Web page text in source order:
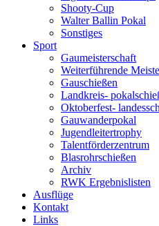
Shooty-Cup
Walter Ballin Pokal
Sonstiges
Sport
Gaumeisterschaft
Weiterführende
Gauschießen
Landkreis-
Oktoberfest-
Gauwanderpokal
Jugendleitertrophy
Talentförderzentrum
Blasrohrschießen
Archiv
RWK Ergebnislisten
Ausflüge
Kontakt
Links